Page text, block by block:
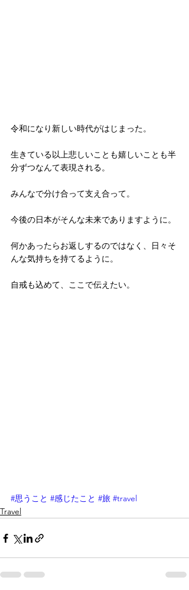
令和になり新しい時代がはじまった。
生きている以上悲しいことも嬉しいことも半
分ずつなんて表現される。
みんなで分け合って支え合って。
今後の日本がそんな未来でありますように。
何かあったらお返しするのではなく、日々そ
んな気持ちを持てるように。
自戒も込めて、ここで伝えたい。
#思うこと #感じたこと #旅 #travel
Travel